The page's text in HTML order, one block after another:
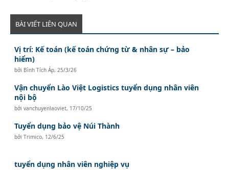
BÀI VIẾT LIÊN QUAN
Vị trí: Kế toán (kế toán chứng từ & nhân sự – bảo
hiểm)
bởi Bình Tích Áp, 25/3/26
Vận chuyển Lào Việt Logistics tuyển dụng nhân viên
nội bộ
bởivanchuyenlaoviet, 17/10/25
Tuyển dụng bảo vệ Núi Thành
bởiTrimico, 12/6/25
tuyển dụng nhân viên nghiệp vụ